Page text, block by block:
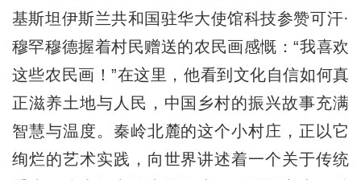
基斯坦伊斯兰共和国驻华大使馆科技参赞可汗·
穆罕穆德握着村民赠送的农民画感慨：“我喜欢
这些农民画！”在这里，他看到文化自信如何真
正滋养土地与人民，中国乡村的振兴故事充满
智慧与温度。秦岭北麓的这个小村庄，正以它
绚烂的艺术实践，向世界讲述着一个关于传统